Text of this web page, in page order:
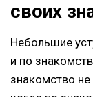
своих
Небольшие
и по
знакомство